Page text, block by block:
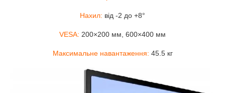
Нахил: від -2 до +8°
VESA: 200×200 мм, 600×400 мм
Максимальне навантаження: 45.5 кг